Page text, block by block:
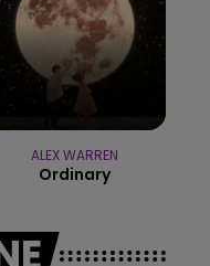
ALEX WARREN
Ordinary